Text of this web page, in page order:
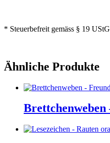
* Steuerbefreit gemäss § 19
Ähnliche Produkte
Brettchenweben